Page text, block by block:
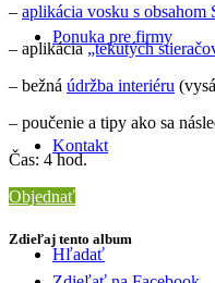
Ponuka pre firmy
Kontakt
Hľadať
– aplikácia vosku s obsahom
– aplikácia„tekutých
– bežná údržba interiéru
– poučenie a tipy ako sa
Čas: 4 hod.
Objednať
Zdieľaj tento album